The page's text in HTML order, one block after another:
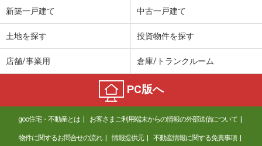
新築一戸建て 中古一戸建て
土地を探す 投資物件を探す
店舗/事業用 倉庫/トランクルーム
PC版へ
goo住宅・不動産とは お客さまご利用端末からの情報の外部送信について
物件に関するお問合せの流れ 情報提供元 不動産情報に関する免責事項